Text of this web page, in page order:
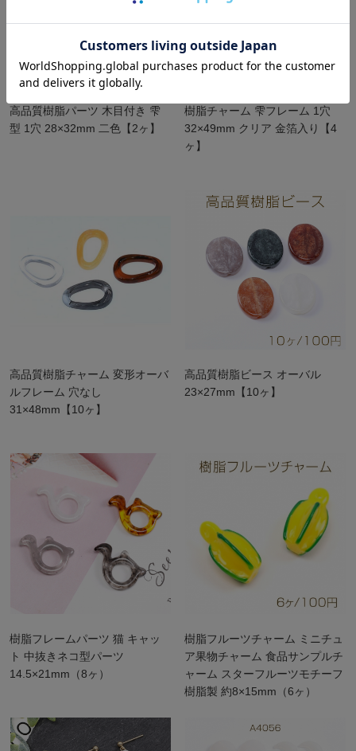
高品質樹脂パーツ 木目付き 雫
型 1穴 28×32mm 二色【2ヶ】
樹脂チャーム 雫フレーム 1穴
32×49mm クリア 金箔入り【4
ヶ】
高品質樹脂チャーム 変形オーバ
ルフレーム 穴なし
31×48mm【10ヶ】
高品質樹脂ビース オーバル
23×27mm【10ヶ】
樹脂フレームパーツ 猫 キャッ
ト 中抜きネコ型パーツ
14.5×21mm（8ヶ）
樹脂フルーツチャーム ミニチュ
ア果物チャーム 食品サンプルチ
ャーム スターフルーツモチーフ
樹脂製 約8×15mm（6ヶ）